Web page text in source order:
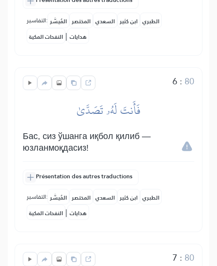
التفاسير: المُيسَّر المختصر السعدي ابن كثير الطبري
النفحات المكية | هدايات
6: 80
فَأَنتَ لَهُۥ تَصَدَّىٰ
Бас, сиз ўшанга иқбол қилиб —
юзланмоқдасиз!
Présentation des autres traductions
التفاسير: المُيسَّر المختصر السعدي ابن كثير الطبري
النفحات المكية | هدايات
7 : 80